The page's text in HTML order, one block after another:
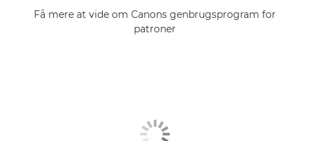
Få mere at vide om Canons genbrugsprogram for
patroner